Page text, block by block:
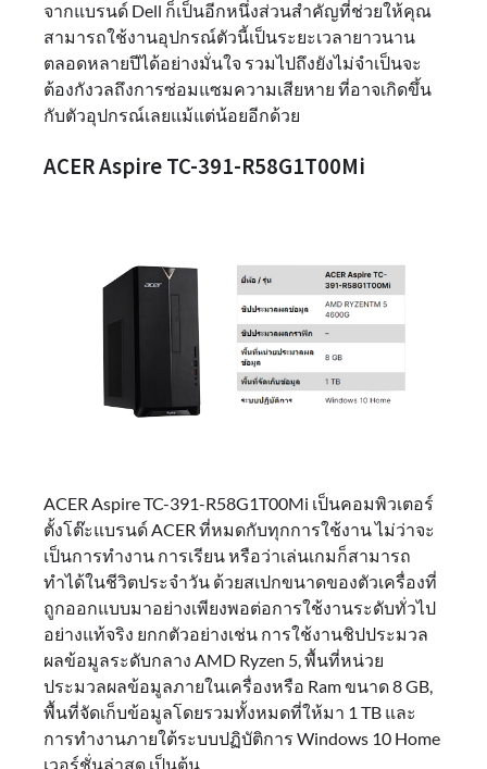
จากแบรนด์ Dell ก็เป็นอีกหนึ่งส่วนสำคัญที่ช่วยให้คุณ
สามารถใช้งานอุปกรณ์ตัวนี้เป็นระยะเวลายาวนาน
ตลอดหลายปีได้อย่างมั่นใจ รวมไปถึงยังไม่จำเป็นจะ
ต้องกังวลถึงการซ่อมแซมความเสียหาย ที่อาจเกิดขึ้น
กับตัวอุปกรณ์เลยแม้แต่น้อยอีกด้วย
ACER Aspire TC-391-R58G1T00Mi
ACER Aspire TC-391-R58G1T00Mi เป็นคอมพิวเตอร์
ตั้งโต๊ะแบรนด์ ACER ที่หมดกับทุกการใช้งาน ไม่ว่าจะ
เป็นการทำงาน การเรียน หรือว่าเล่นเกมก็สามารถ
ทำได้ในชีวิตประจำวัน ด้วยสเปกขนาดของตัวเครื่องที่
ถูกออกแบบมาอย่างเพียงพอต่อการใช้งานระดับทั่วไป
อย่างแท้จริง ยกกตัวอย่างเช่น การใช้งานชิปประมวล
ผลข้อมูลระดับกลาง AMD Ryzen 5, พื้นที่หน่วย
ประมวลผลข้อมูลภายในเครื่องหรือ Ram ขนาด 8 GB,
พื้นที่จัดเก็บข้อมูลโดยรวมทั้งหมดที่ให้มา 1 TB และ
การทำงานภายใต้ระบบปฏิบัติการ Windows 10 Home
เวอร์ชั่นล่าสุด เป็นต้น